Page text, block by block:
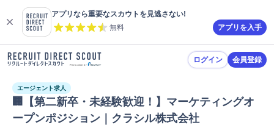
アプリなら重要なスカウトを見逃さない!
無料
アプリを入手
ログイン 会員登録
エージェント求人
🏢【第二新卒・未経験歓迎！】マーケティングオ
ープンポジション｜クラシル株式会社